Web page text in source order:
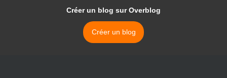
Créer un blog sur Overblog
Créer un blog